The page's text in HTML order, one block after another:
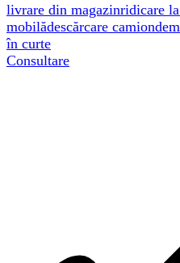
livrare din magazinridicare
mobilădescărcare camion
în curte
Consultare